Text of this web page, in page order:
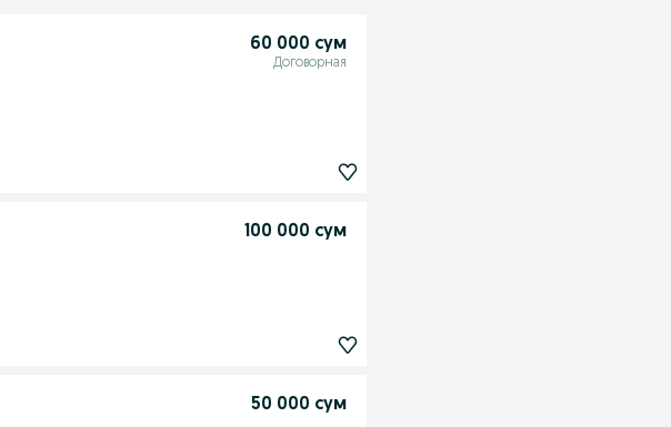
60 000 сум
Договорная
100 000 сум
50 000 сум